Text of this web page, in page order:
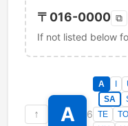
〒 016-0000 ⧉
If not listed below
↑ A 6
A
SA
TE
TO